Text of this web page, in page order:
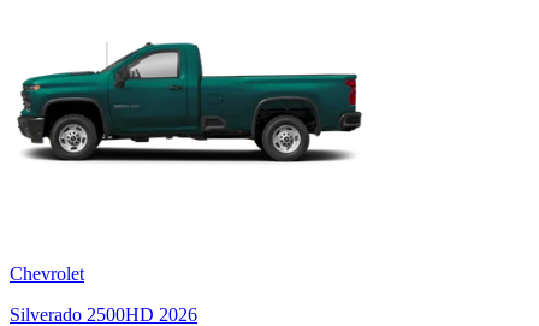
Chevrolet
Silverado 2500HD 2026